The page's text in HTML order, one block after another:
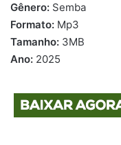
Gênero: Semba
Formato: Mp3
Tamanho: 3MB
Ano: 2025